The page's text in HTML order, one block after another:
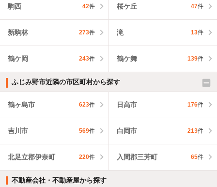
駒西 42件 桜ケ丘 47件
新駒林 273件 滝 13件
鶴ケ岡 243件 鶴ケ舞 139件
ふじみ野市近隣の市区町村から探す
鶴ヶ島市 623件 日高市 176件
吉川市 569件 白岡市 213件
北足立郡伊奈町 220件 入間郡三芳町 65件
不動産会社・不動産屋から探す